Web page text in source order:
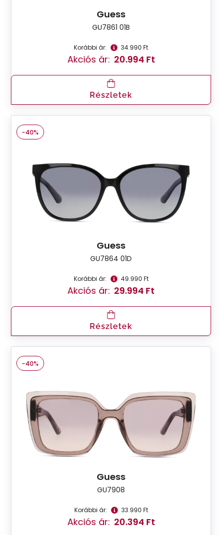
Guess
GU7861 01B
Korábbi ár: 34.990 Ft
Akciós ár: 20.994 Ft
Részletek
-40%
Guess
GU7864 01D
Korábbi ár: 49.990 Ft
Akciós ár: 29.994 Ft
Részletek
-40%
Guess
GU7908
Korábbi ár: 33.990 Ft
Akciós ár: 20.394 Ft